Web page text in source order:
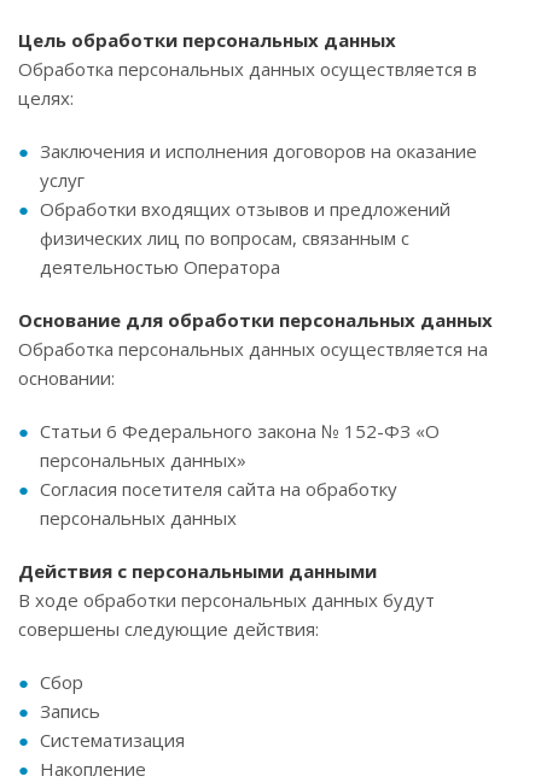
Цель обработки персональных данных
Обработка персональных данных осуществляется в
целях:
Заключения и исполнения договоров на оказание
услуг
Обработки входящих отзывов и предложений
физических лиц по вопросам, связанным с
деятельностью Оператора
Основание для обработки персональных данных
Обработка персональных данных осуществляется на
основании:
Статьи 6 Федерального закона № 152-ФЗ «О
персональных данных»
Согласия посетителя сайта на обработку
персональных данных
Действия с персональными данными
В ходе обработки персональных данных будут
совершены следующие действия:
Сбор
Запись
Систематизация
Накопление